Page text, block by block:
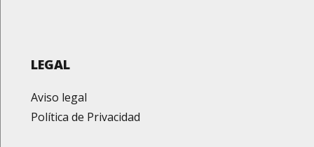
LEGAL
Aviso legal
Política de Privacidad